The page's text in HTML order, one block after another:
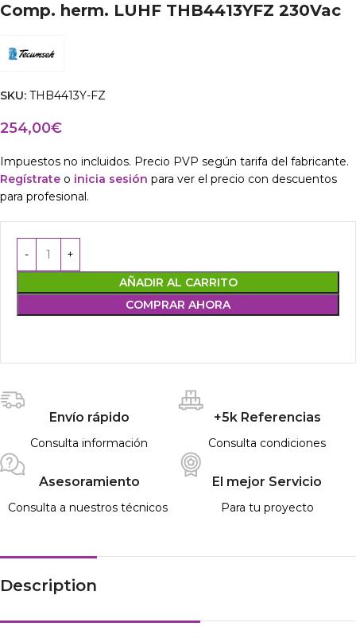
Comp. herm. LUHF THB4413YFZ 230Vac
SKU: THB4413Y-FZ
254,00€
Impuestos no incluidos. Precio PVP según tarifa del fabricante.
Regístrate o inicia sesión para ver el precio con descuentos
para profesional.
AÑADIR AL CARRITO
COMPRAR AHORA
Envío rápido
Consulta información
+5k Referencias
Consulta condiciones
Asesoramiento
Consulta a nuestros técnicos
El mejor Servicio
Para tu proyecto
Description